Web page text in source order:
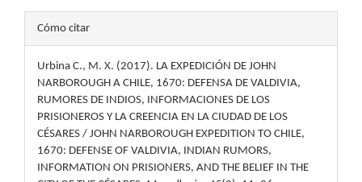
Detalles
del
artículo
Cómo citar
Urbina C., M. X. (2017). LA EXPEDICIÓN DE JOHN
NARBOROUGH A CHILE, 1670: DEFENSA DE VALDIVIA,
RUMORES DE INDIOS, INFORMACIONES DE LOS
PRISIONEROS Y LA CREENCIA EN LA CIUDAD DE LOS
CÉSARES / JOHN NARBOROUGH EXPEDITION TO CHILE,
1670: DEFENSE OF VALDIVIA, INDIAN RUMORS,
INFORMATION ON PRISIONERS, AND THE BELIEF IN THE